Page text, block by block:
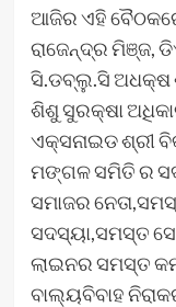
ଆଜିର ଏହି
ରାଜେନ୍ଦ୍ର ମିଞ୍ଜ,
ସି.ଡବ୍ଲୁ.ସି ଅଧକ୍ଷ
ଶିଶୁ ସୁରକ୍ଷା
ଏକ୍ସନାଇଡ ଶ୍ରୀ
ମଙ୍ଗଳ ସମିତି ର
ସମାଜର
ସଦସ୍ୟା,ସମସ୍ତ
ଲାଇନର ସମସ୍ତ
ବାଲ୍ୟବିବାହ